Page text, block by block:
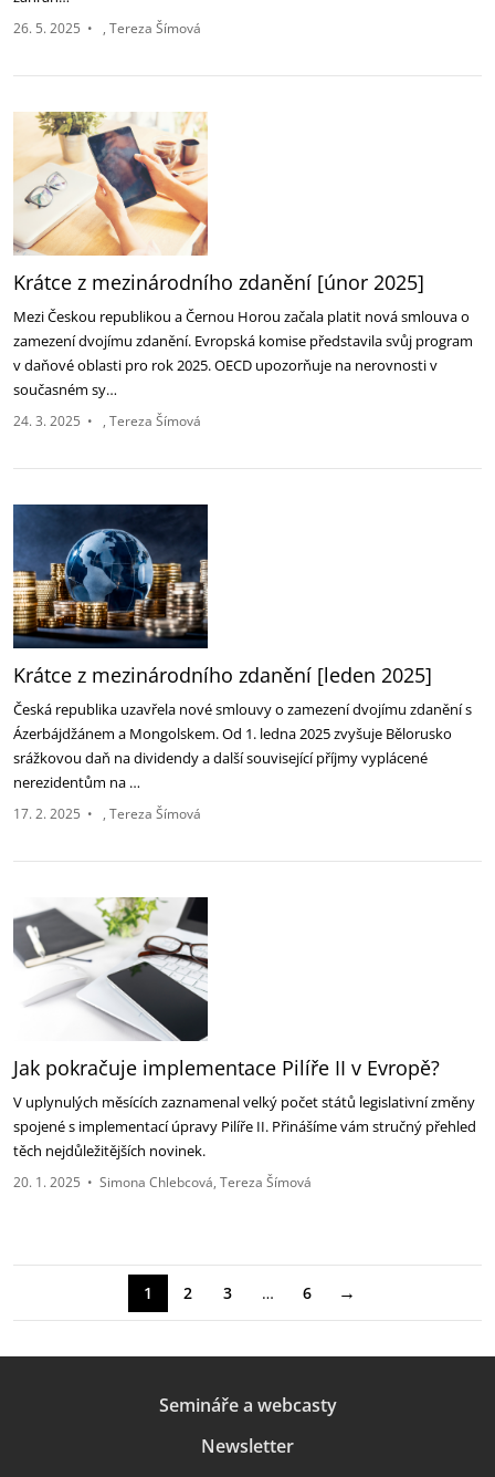
26. 5. 2025 • Tereza Šímová
Krátce z mezinárodního zdanění [únor 2025]
Mezi Českou republikou a Černou Horou začala platit nová smlouva o
zamezení dvojímu zdanění. Evropská komise představila svůj program
v daňové oblasti pro rok 2025‎. OECD upozorňuje na nerovnosti v
současném sy…
24. 3. 2025 • Tereza Šímová
Krátce z mezinárodního zdanění [leden 2025]
Česká republika uzavřela nové smlouvy o zamezení dvojímu zdanění s
Ázerbájdžánem a Mongolskem. Od 1. ledna 2025 zvyšuje Bělorusko
srážkovou daň na dividendy a další související příjmy vyplácené
nerezidentům na …
17. 2. 2025 • Tereza Šímová
Jak pokračuje implementace Pilíře II v Evropě?
V uplynulých měsících zaznamenal velký počet států legislativní změny
spojené s implementací úpravy Pilíře II. Přinášíme vám stručný přehled
těch nejdůležitějších novinek.
20. 1. 2025 • Simona Chlebcová Tereza Šímová
1 2 3 … 6 →
Semináře a webcasty
Newsletter